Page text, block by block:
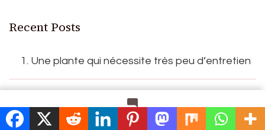
Leave a Comment
Recent Posts
1. Une plante qui nécessite très peu d’entretien
Les bienfaits du pourpier pour la digestion